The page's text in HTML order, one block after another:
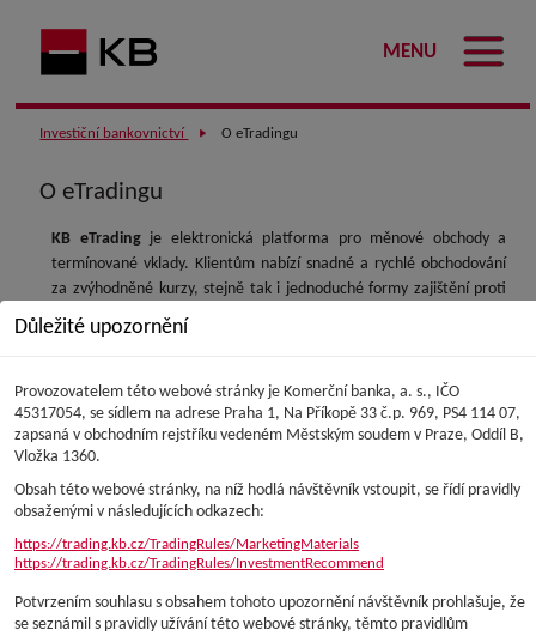
MENU
Investiční bankovnictví O eTradingu
O eTradingu
KB eTrading je elektronická platforma pro měnové obchody a
termínované vklady. Klientům nabízí snadné a rychlé obchodování
za zvýhodněné kurzy, stejně tak i jednoduché formy zajištění proti
kurzovému riziku. V současnosti nabízí tyto produkty:
FX SPOT
- okamžitý nákup nebo prodej pro více než sto
měnových párů
FX FORWARDaFX SWAP- jednoduché nástroje zajištění proti
aktuální úrokové sazby
Nákupní a prodejní pokyny
určité cenové hladiny
Důležité upozornění
Provozovatelem této webové stránky je Komerční banka, a. s., IČO
45317054, se sídlem na adrese Praha 1, Na Příkopě 33 č.p. 969, PS4 114 07,
zapsaná v obchodním rejstříku vedeném Městským soudem v Praze, Oddíl B,
Vložka 1360.
Obsah této webové stránky, na níž hodlá návštěvník vstoupit, se řídí pravidly
obsaženými v následujících odkazech:
https://trading.kb.cz/TradingRules/MarketingMaterials
https://trading.kb.cz/TradingRules/InvestmentRecommend
Potvrzením souhlasu s obsahem tohoto upozornění návštěvník prohlašuje, že
se seznámil s pravidly užívání této webové stránky, těmto pravidlům